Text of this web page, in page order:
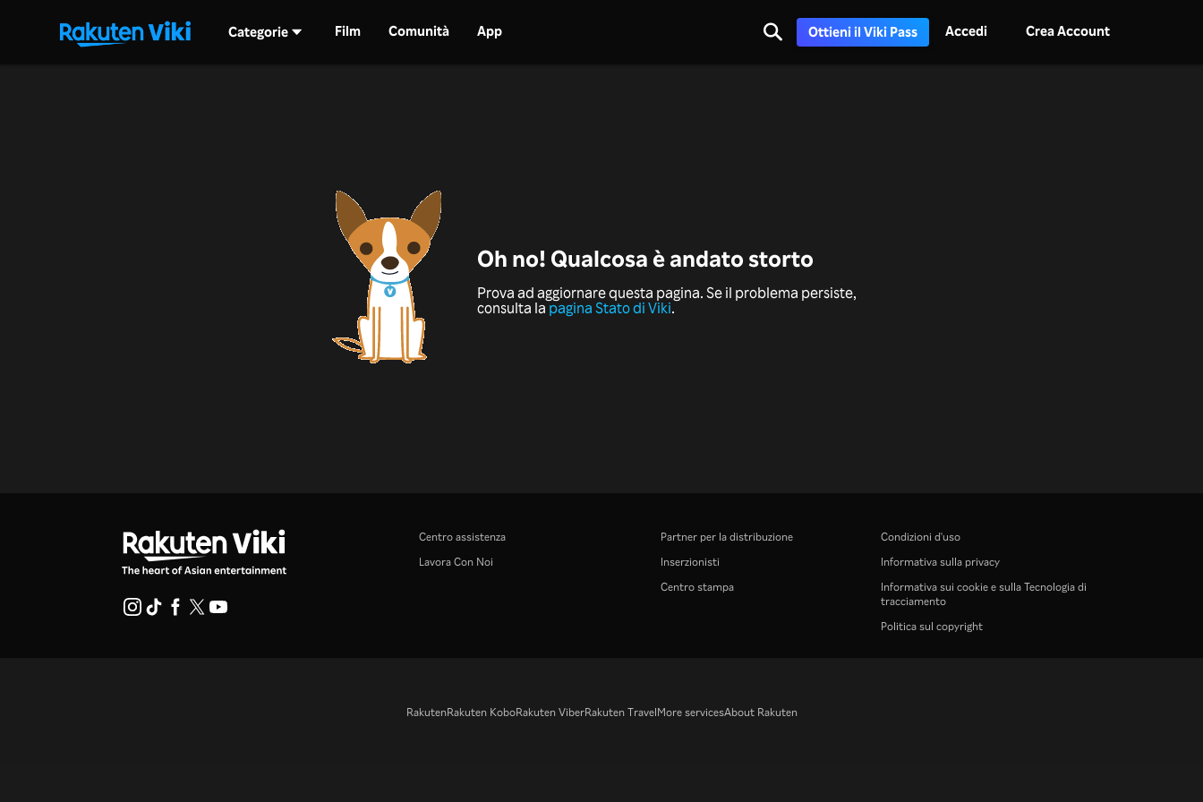
Categorie Film Comunità App Ottieni il Viki Pass Accedi Crea Account
Oh no! Qualcosa è andato storto
Prova ad aggiornare questa pagina. Se il problema persiste,
consulta lapagina Stato di Viki.
Centro assistenza
Lavora Con Noi
Partner per la distribuzione
Inserzionisti
Centro stampa
Condizioni d'uso
Informativa sulla privacy
Informativa sui cookie e sulla Tecnologia di
tracciamento
Politica sul copyright
RakutenRakuten KoboRakuten ViberRakuten TravelMore servicesAbout Rakuten